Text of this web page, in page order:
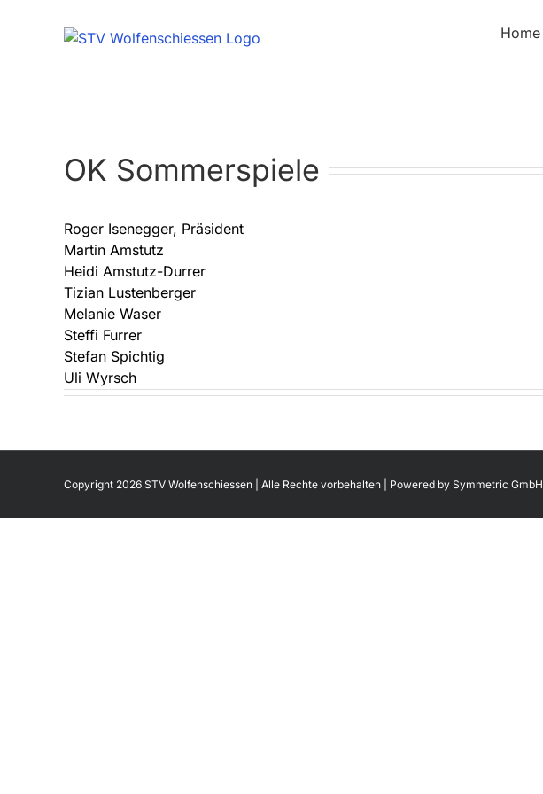
Home
OK Sommerspiele
Roger Isenegger, Präsident
Martin Amstutz
Heidi Amstutz-Durrer
Tizian Lustenberger
Melanie Waser
Steffi Furrer
Stefan Spichtig
Uli Wyrsch
Copyright 2026 STV Wolfenschiessen | Alle Rechte vorbehalten | Powered by Symmetric GmbH